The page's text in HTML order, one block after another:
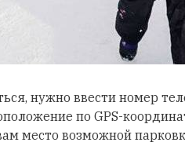
нужно ввести номер
по GPS-
место возможной